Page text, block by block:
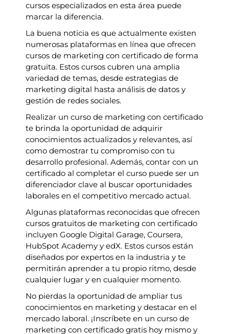
cursos especializados en esta área puede
marcar la diferencia.
La buena noticia es que actualmente existen
numerosas plataformas en línea que ofrecen
cursos de marketing con certificado de forma
gratuita. Estos cursos cubren una amplia
variedad de temas, desde estrategias de
marketing digital hasta análisis de datos y
gestión de redes sociales.
Realizar un curso de marketing con certificado
te brinda la oportunidad de adquirir
conocimientos actualizados y relevantes, así
como demostrar tu compromiso con tu
desarrollo profesional. Además, contar con un
certificado al completar el curso puede ser un
diferenciador clave al buscar oportunidades
laborales en el competitivo mercado actual.
Algunas plataformas reconocidas que ofrecen
cursos gratuitos de marketing con certificado
incluyen Google Digital Garage, Coursera,
HubSpot Academy y edX. Estos cursos están
diseñados por expertos en la industria y te
permitirán aprender a tu propio ritmo, desde
cualquier lugar y en cualquier momento.
No pierdas la oportunidad de ampliar tus
conocimientos en marketing y destacar en el
mercado laboral. ¡Inscríbete en un curso de
marketing con certificado gratis hoy mismo y